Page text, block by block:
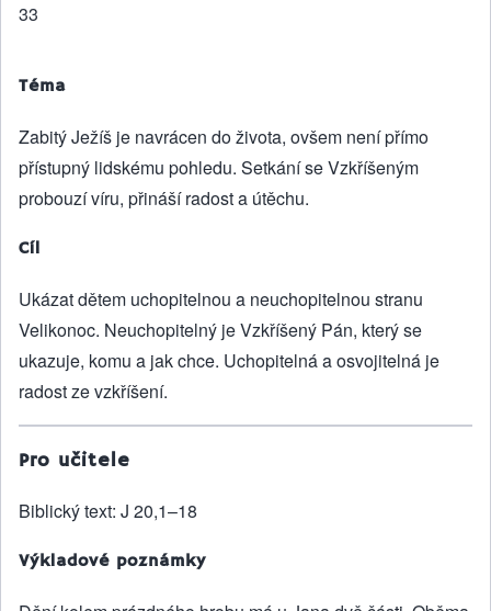
33
Téma
Zabitý Ježíš je navrácen do života, ovšem není přímo
přístupný lidskému pohledu. Setkání se Vzkříšeným
probouzí víru, přináší radost a útěchu.
Cíl
Ukázat dětem uchopitelnou a neuchopitelnou stranu
Velikonoc. Neuchopitelný je Vzkříšený Pán, který se
ukazuje, komu a jak chce. Uchopitelná a osvojitelná je
radost ze vzkříšení.
Pro učitele
Biblický text: J 20,1–18
Výkladové poznámky